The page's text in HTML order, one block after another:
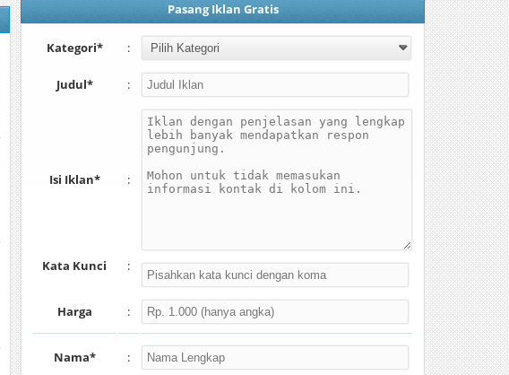
Pasang Iklan Gratis
Kategori* :
Judul* :
Isi Iklan* :
Kata Kunci :
Harga :
Nama* :